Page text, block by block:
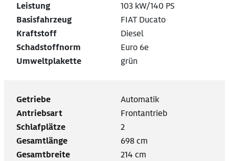
Leistung
103 kW/140 PS
Basisfahrzeug
FIAT Ducato
Kraftstoff
Diesel
Schadstoffnorm
Euro 6e
Umweltplakette
grün
Getriebe
Automatik
Antriebsart
Frontantrieb
Schlafplätze
2
Gesamtlänge
698 cm
Gesamtbreite
214 cm